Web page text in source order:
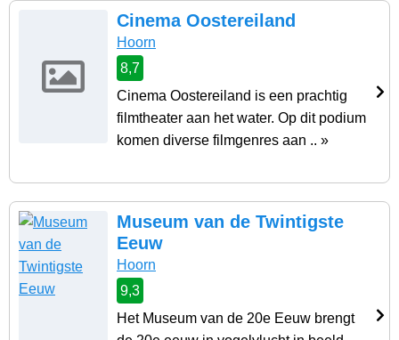
Cinema Oostereiland
Hoorn
8,7
Cinema Oostereiland is een prachtig
filmtheater aan het water. Op dit podium
komen diverse filmgenres aan .. »
Museum van de Twintigste
Eeuw
Hoorn
9,3
Het Museum van de 20e Eeuw brengt